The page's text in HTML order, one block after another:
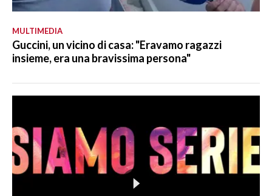
MULTIMEDIA
Guccini, un vicino di casa: "Eravamo ragazzi
insieme, era una bravissima persona"